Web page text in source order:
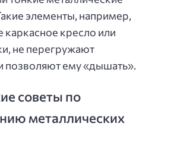
элементы, например,
каркасное кресло или
не перегружают
позволяют ему «дышать».
советы по
металлических